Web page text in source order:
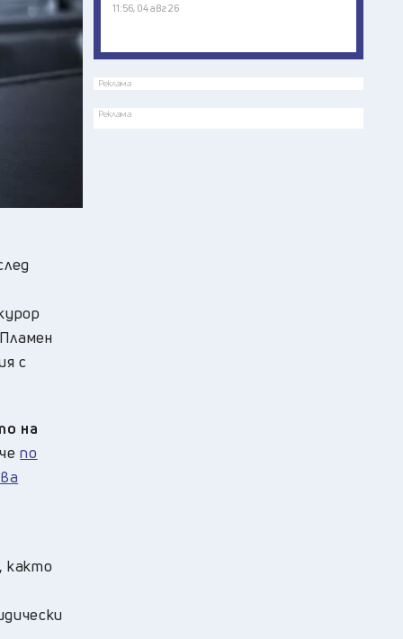
с
на
по
както
11:56, 04 авг 26
Реклама
Реклама